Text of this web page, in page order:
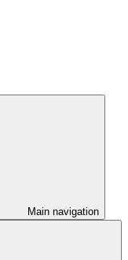
Main navigation